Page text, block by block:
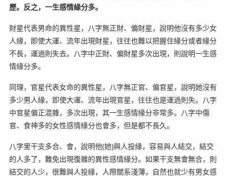
歷。反之，一生感情緣分多。
財星代表男命的異性星，八字無正財、偏財星，說明他沒有多少女
人緣，即使大運、流年出現財星，往往也難以把握住緣分或者緣分
不長，運過則失去。八字中正財、偏財星多次出現，則說明一生感
情緣分多。
同理，官星代表女命的異性星，八字無正官、偏官星，說明她沒有
多少男人緣，即使大運、流年出現官星，往往也是運過則失。八字
中官星偏正混雜，多次出現，其一生感情緣分非常多。八字中傷
官、食神多的女性感情緣分也會多，但是都不長久。
八字里干支多合、會，說明他(她)與人投緣，容易與人結交，結交
的人多了，難免出現復雜的異性感情緣分。如果干支無會無合，則
結交的人少，很難與人投緣，人際關系淺薄，自然也就少有男女感